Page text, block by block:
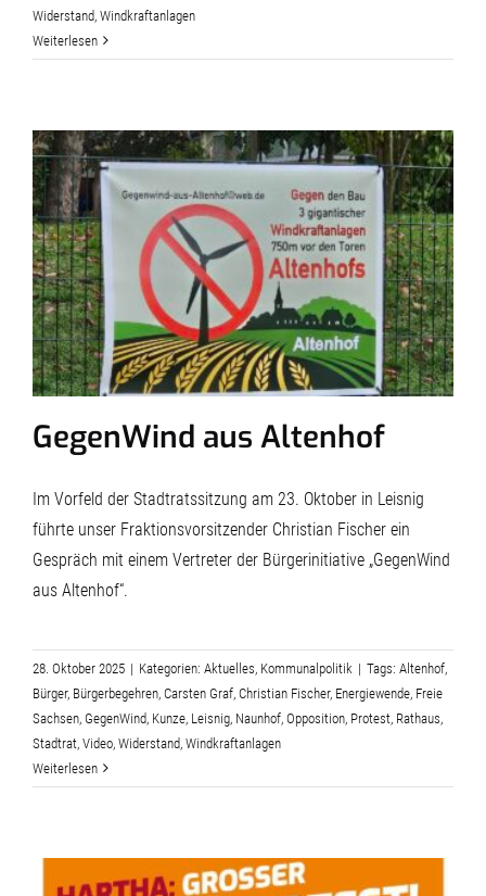
Widerstand, Windkraftanlagen
Weiterlesen
GegenWind aus Altenhof
Im Vorfeld der Stadtratssitzung am 23. Oktober in Leisnig
führte unser Fraktionsvorsitzender Christian Fischer ein
Gespräch mit einem Vertreter der Bürgerinitiative „GegenWind
aus Altenhof“.
28. Oktober 2025 | Kategorien: Aktuelles, Kommunalpolitik | Tags: Altenhof,
Bürger, Bürgerbegehren, Carsten Graf, Christian Fischer, Energiewende, Freie
Sachsen, GegenWind, Kunze, Leisnig, Naunhof, Opposition, Protest, Rathaus,
Stadtrat, Video, Widerstand, Windkraftanlagen
Weiterlesen